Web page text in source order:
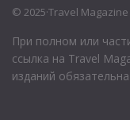
© 2025·Travel Magazine
При полном или
ссылка на Travel
изданий